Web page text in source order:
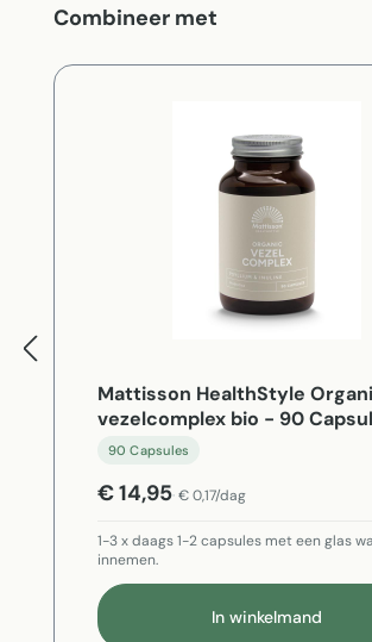
Productgalerij overslaan
Combineer met
Mattisson HealthStyle
vezelcomplex bio - 90
90 Capsules
€ 14,95 € 0,17/dag
1-3 x daags 1-2 capsules met een glas
innemen.
In winkelmand